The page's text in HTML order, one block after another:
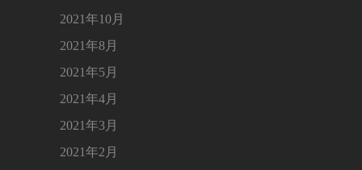
2021年10月
2021年8月
2021年5月
2021年4月
2021年3月
2021年2月